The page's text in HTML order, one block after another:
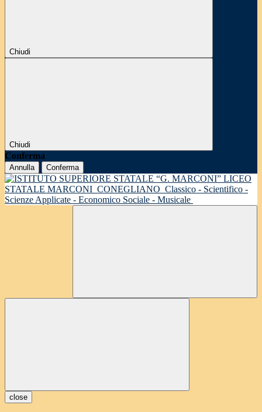
Chiudi
Chiudi
Conferma
Annulla Conferma
LICEO
STATALE MARCONI CONEGLIANO Classico - Scientifico -
Scienze Applicate - Economico Sociale - Musicale
close